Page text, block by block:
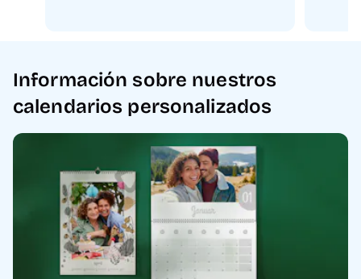
Información sobre nuestros
calendarios personalizados